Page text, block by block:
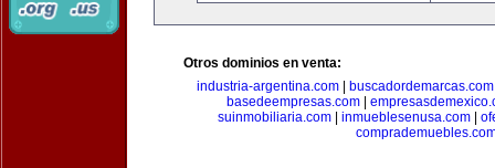
Otros dominios en venta:
industria-argentina.com| buscadordemarcas.com
basedeempresas.com|
suinmobiliaria.com
inmueblesenusa.com